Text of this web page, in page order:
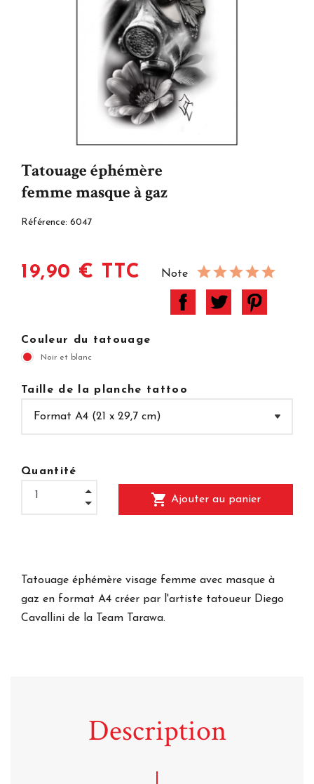
Tatouage éphémère
femme masque à gaz
Référence: 6047
19,90 € TTC Note
Couleur du tatouage
Noir et blanc
Taille de la planche tattoo
Quantité
shopping_cart Ajouter au panier
Tatouage éphémère visage femme avec masque à
gaz en format A4 créer par l'artiste tatoueur Diego
Cavallini de la Team Tarawa.
Description